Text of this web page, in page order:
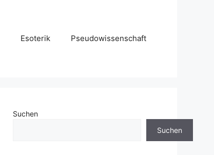
Esoterik Pseudowissenschaft
Suchen
Suchen